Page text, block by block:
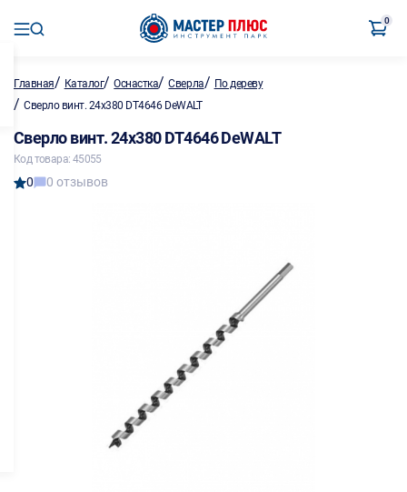
0
Главная/ Каталог/Оснастка/Сверла/ По дереву
/ Сверло винт. 24х380 DT4646 DeWALT
Сверло винт. 24х380 DT4646 DeWALT
Код товара: 45055
0 0 отзывов